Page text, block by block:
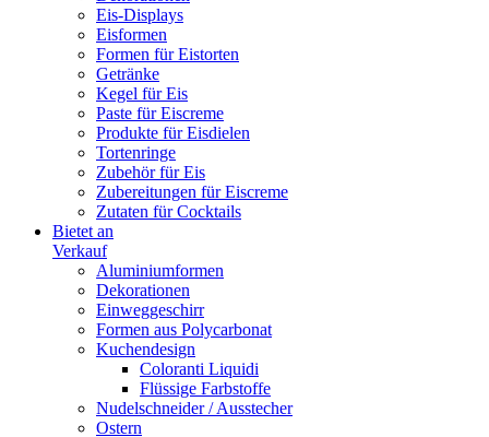
Eis-Displays
Eisformen
Formen für Eistorten
Getränke
Kegel für Eis
Paste für Eiscreme
Produkte für Eisdielen
Tortenringe
Zubehör für Eis
Zubereitungen für Eiscreme
Zutaten für Cocktails
Bietet an
Verkauf
Aluminiumformen
Dekorationen
Einweggeschirr
Formen aus Polycarbonat
Kuchendesign
Coloranti Liquidi
Flüssige Farbstoffe
Nudelschneider / Ausstecher
Ostern